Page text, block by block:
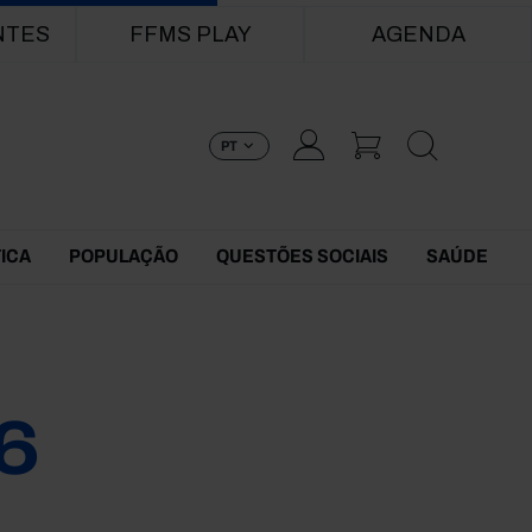
FFMS PLAY AGENDA
PT
POPULAÇÃO QUESTÕES SOCIAIS SAÚDE